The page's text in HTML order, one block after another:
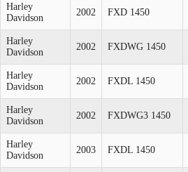
Harley
Davidson
2002 FXD 1450
Harley
Davidson
2002 FXDWG 1450
Harley
Davidson
2002 FXDL 1450
Harley
Davidson
2002 FXDWG3 1450
Harley
Davidson
2003 FXDL 1450